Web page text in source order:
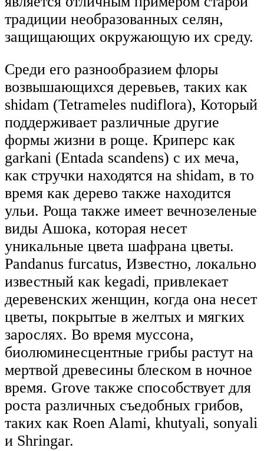
традиции необразованных селян,
защищающих окружающую их среду.
Среди его разнообразием флоры
возвышающихся деревьев, таких как
shidam (Tetrameles nudiflora), Который
поддерживает различные другие
формы жизни в роще. Криперс как
garkani (Entada scandens) с их меча,
как стручки находятся на shidam, в то
время как дерево также находится
ульи. Роща также имеет вечнозеленые
виды Ашока, которая несет
уникальные цвета шафрана цветы.
Pandanus furcatus, Известно, локально
известный как kegadi, привлекает
деревенских женщин, когда она несет
цветы, покрытые в желтых и мягких
зарослях. Во время муссона,
биолюминесцентные грибы растут на
мертвой древесины блеском в ночное
время. Grove также способствует для
роста различных съедобных грибов,
таких как Roen Alami, khutyali, sonyali
и Shringar.